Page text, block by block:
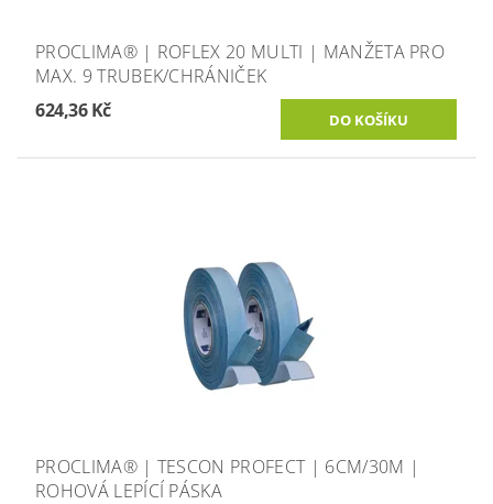
PROCLIMA® | ROFLEX 20 MULTI | MANŽETA PRO
MAX. 9 TRUBEK/CHRÁNIČEK
624,36 Kč
PROCLIMA® | TESCON PROFECT | 6CM/30M |
ROHOVÁ LEPÍCÍ PÁSKA